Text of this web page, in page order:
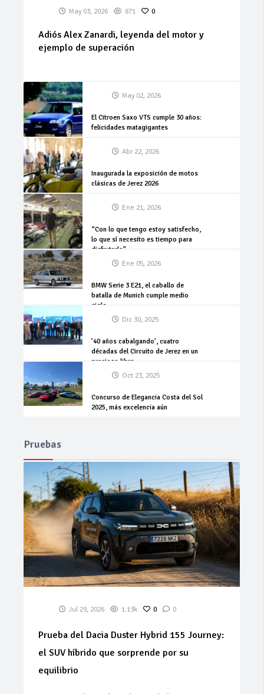
May 03, 2026 871 0
Adiós Alex Zanardi, leyenda del motor y
ejemplo de superación
May 02, 2026
El Citroen Saxo VTS cumple 30 años:
felicidades matagigantes
Abr 22, 2026
Inaugurada la exposición de motos
clásicas de Jerez 2026
Ene 21, 2026
“Con lo que tengo estoy satisfecho,
lo que sí necesito es tiempo para
disfrutarlo”
Ene 05, 2026
BMW Serie 3 E21, el caballo de
batalla de Munich cumple medio
siglo
Dic 30, 2025
’40 años cabalgando’, cuatro
décadas del Circuito de Jerez en un
precioso libro
Oct 23, 2025
Concurso de Elegancia Costa del Sol
2025, más excelencia aún
Pruebas
Jul 29, 2026 1.13k 0 0
Prueba del Dacia Duster Hybrid 155 Journey:
el SUV híbrido que sorprende por su
equilibrio